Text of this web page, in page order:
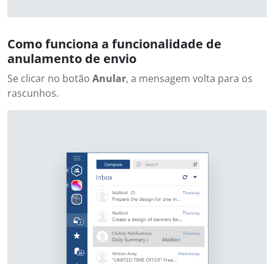
Como funciona a funcionalidade de
anulamento de envio
Se clicar no botão Anular, a mensagem volta para os
rascunhos.